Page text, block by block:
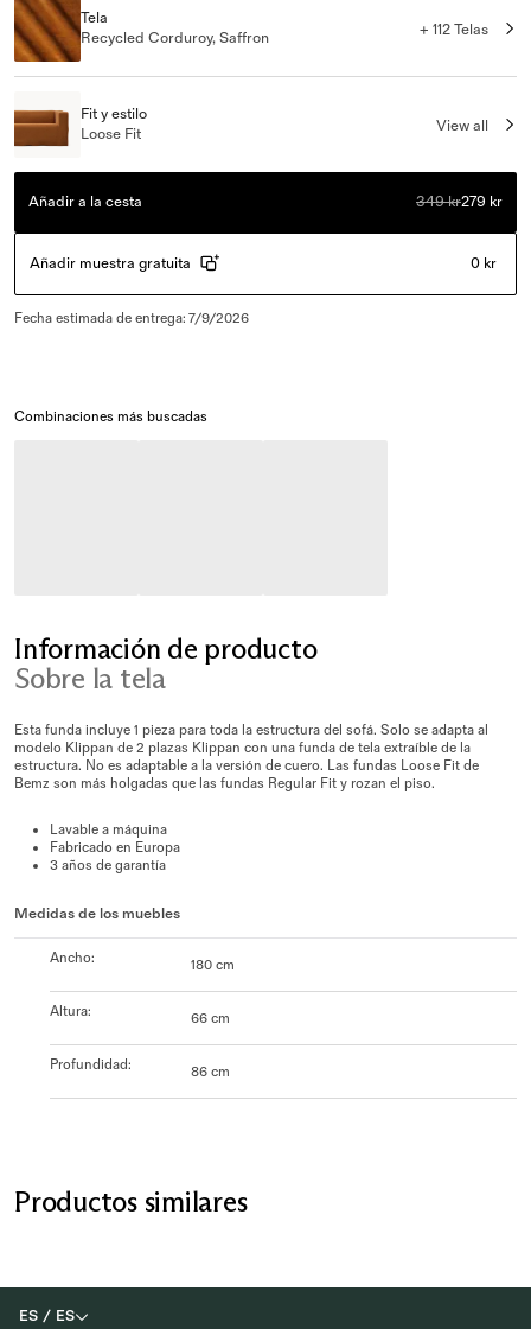
Tela
Recycled Corduroy, Saffron
+ 112 Telas
Fit y estilo
Loose Fit
View all
Añadir a la cesta 349 kr279 kr
Añadir muestra gratuita 0 kr
Fecha estimada de entrega: 7/9/2026
Combinaciones más buscadas
Información de producto
Sobre la tela
Esta funda incluye 1 pieza para toda la estructura del sofá. Solo se adapta al
modelo Klippan de 2 plazas Klippan con una funda de tela extraíble de la
estructura. No es adaptable a la versión de cuero. Las fundas Loose Fit de
Bemz son más holgadas que las fundas Regular Fit y rozan el piso.
Lavable a máquina
Fabricado en Europa
3 años de garantía
Medidas de los muebles
Ancho: 180 cm
Altura: 66 cm
Profundidad: 86 cm
Productos similares
ES / ES